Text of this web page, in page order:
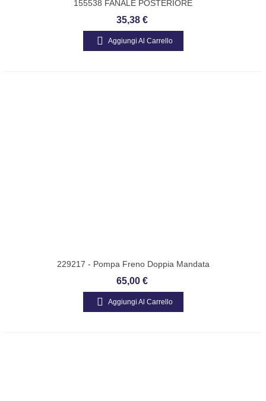
155538 FANALE POSTERIORE
COMPLETO SX PIAGGIO APE MP 601-
35,38 €
Aggiungi Al Carrello
229217 - Pompa Freno Doppia Mandata
Per Piaggio Ape Car P2 - Ape Car P3
65,00 €
Aggiungi Al Carrello